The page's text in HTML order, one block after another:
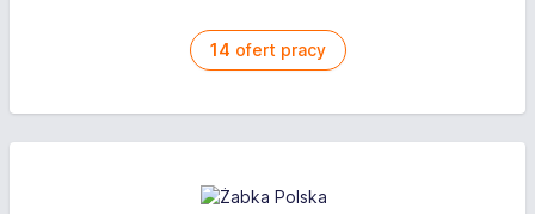
14 ofert pracy